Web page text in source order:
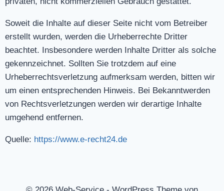
Soweit die Inhalte auf dieser Seite nicht vom Betreiber
erstellt wurden, werden die Urheberrechte Dritter
beachtet. Insbesondere werden Inhalte Dritter als solche
gekennzeichnet. Sollten Sie trotzdem auf eine
Urheberrechtsverletzung aufmerksam werden, bitten wir
um einen entsprechenden Hinweis. Bei Bekanntwerden
von Rechtsverletzungen werden wir derartige Inhalte
umgehend entfernen.
Quelle: https://www.e-recht24.de